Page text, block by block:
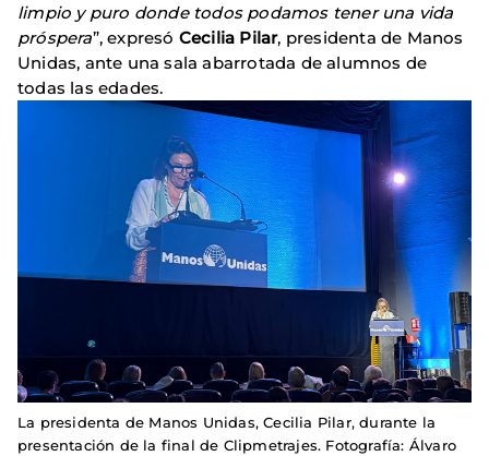
limpio y puro donde todos podamos tener una vida
próspera”, expresó Cecilia Pilar, presidenta de Manos
Unidas, ante una sala abarrotada de alumnos de
todas las edades.
La presidenta de Manos Unidas, Cecilia Pilar, durante la
presentación de la final de Clipmetrajes. Fotografía: Álvaro